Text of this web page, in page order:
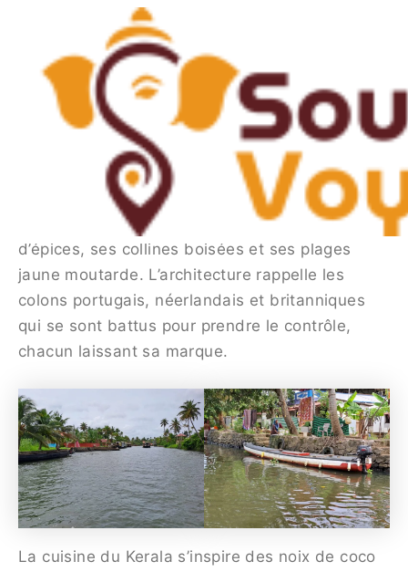
Que faire et voir au Kerala :
Notre guide du Kerala, Inde du
Sud
Bhawna Khulbey/March 1, 2025
Le rythme lent de la vie au Kerala est évident
dans ses voies navigables, ses plantations
d’épices, ses collines boisées et ses plages
jaune moutarde. L’architecture rappelle les
colons portugais, néerlandais et britanniques
qui se sont battus pour prendre le contrôle,
chacun laissant sa marque.
La cuisine du Kerala s’inspire des noix de coco